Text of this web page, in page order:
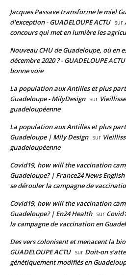
Jacques Passave transforme le miel
d'exception - GUADELOUPE ACTU sur
concours qui met en lumière les
Nouveau CHU de Guadeloupe, où en
décembre 2020 ? - GUADELOUPE ACTU
bonne voie
La population aux Antilles et plus
Guadeloupe - MilyDesign sur
guadeloupéenne
La population aux Antilles et plus
Guadeloupe | Mily Design sur
guadeloupéenne
Covid19, how will the vaccination
Guadeloupe? | France24 News English
se dérouler la campagne de
Covid19, how will the vaccination
Guadeloupe? | En24 Health sur
la campagne de vaccination en
Des vers colonisent et menacent la
GUADELOUPE ACTU sur Doit-on
génétiquement modifiés en